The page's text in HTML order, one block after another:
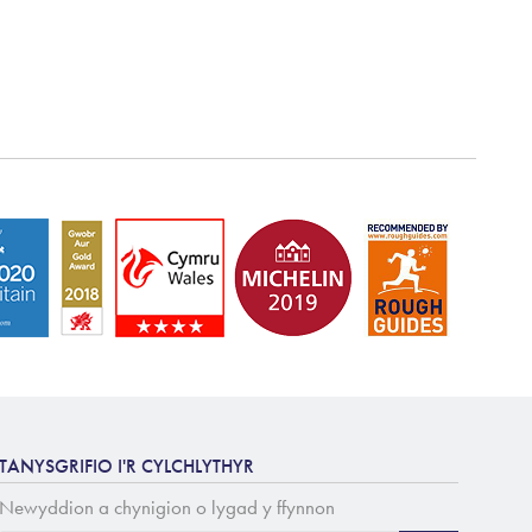
TANYSGRIFIO I'R CYLCHLYTHYR
Newyddion a chynigion o lygad y ffynnon